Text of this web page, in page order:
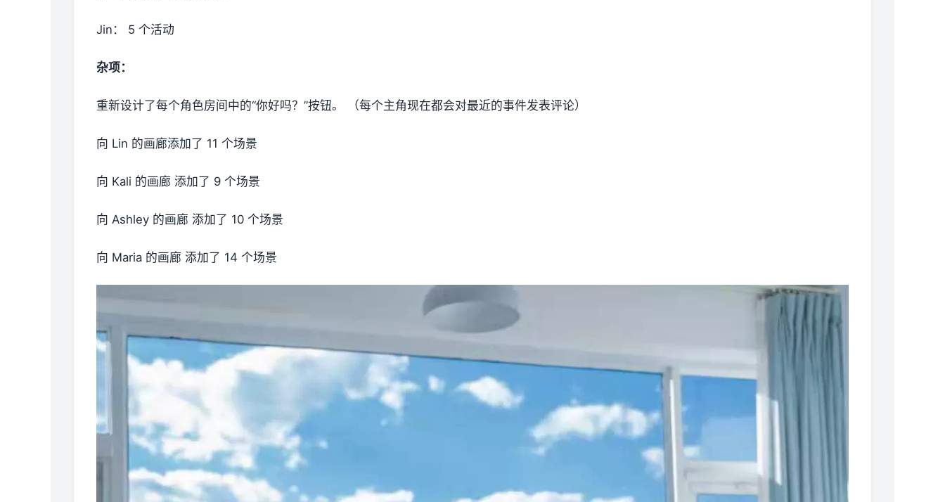
Jin： 5 个活动
杂项：
重新设计了每个角色房间中的“你好吗？”按钮。 （每个主角现在都会对最近的事件发表评论）
向 Lin 的画廊添加了 11 个场景
向 Kali 的画廊 添加了 9 个场景
向 Ashley 的画廊 添加了 10 个场景
向 Maria 的画廊 添加了 14 个场景